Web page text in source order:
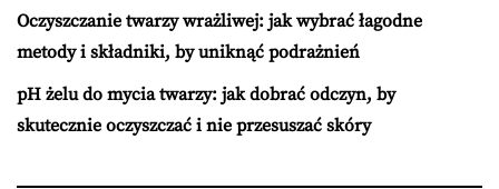
Oczyszczanie twarzy wrażliwej: jak wybrać łagodne
metody i składniki, by uniknąć podrażnień
pH żelu do mycia twarzy: jak dobrać odczyn, by
skutecznie oczyszczać i nie przesuszać skóry